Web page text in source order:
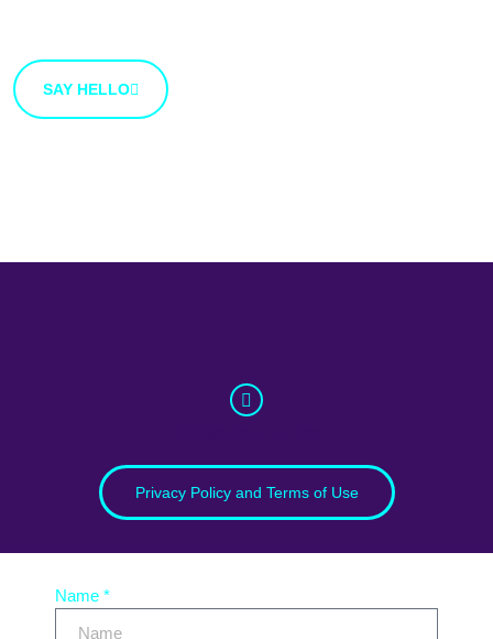
SAY HELLO
Privacy Policy and Terms of Use
Name *